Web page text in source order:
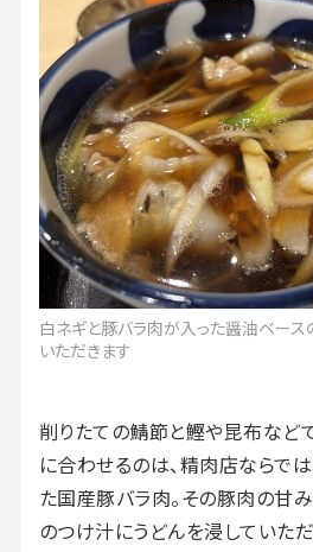
白ネギと豚バラ肉が入った醤油ベー
いただきます
削りたての鯖節と鰹や昆布など
に合わせるのは、精肉店ならで
た国産豚バラ肉。その豚肉の甘
のつけ汁にうどんを浸していた